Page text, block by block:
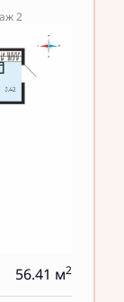
2
56.41 м2